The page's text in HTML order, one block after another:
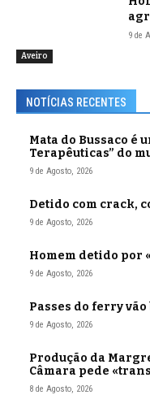
Aveiro
9 de
NOTÍCIAS RECENTES
Mata do Bussaco é
Terapêuticas” do
9 de Agosto, 2026
Detido com crack,
9 de Agosto, 2026
Homem detido por
9 de Agosto, 2026
Passes do ferry
9 de Agosto, 2026
Produção da
Câmara pede
8 de Agosto, 2026